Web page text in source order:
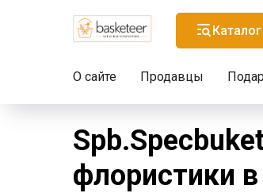
Каталог
О сайте Продавцы
флористики